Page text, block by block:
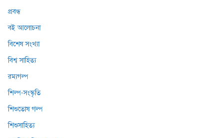
প্রবন্ধ
বই আলোচনা
বিশেষ সংখ্যা
বিশ্ব সাহিত্য
রম্যগল্প
শিল্প-সংস্কৃতি
শিশুতোষ গল্প
শিশুসাহিত্য